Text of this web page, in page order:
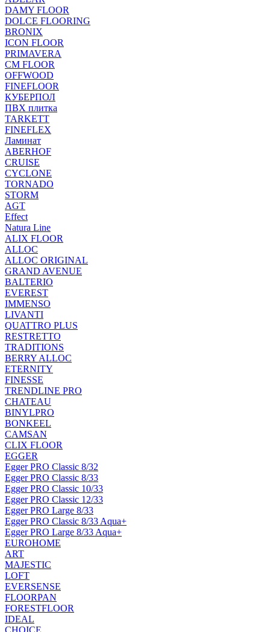
DAMY FLOOR
DOLCE FLOORING
BRONIX
ICON FLOOR
PRIMAVERA
CM FLOOR
OFFWOOD
FINEFLOOR
КУБЕРПОЛ
ПВХ плитка
TARKETT
FINEFLEX
Ламинат
ABERHOF
CRUISE
CYCLONE
TORNADO
STORM
AGT
Effect
Natura Line
ALIX FLOOR
ALLOC
ALLOC ORIGINAL
GRAND AVENUE
BALTERIO
EVEREST
IMMENSO
LIVANTI
QUATTRO PLUS
RESTRETTO
TRADITIONS
BERRY ALLOC
ETERNITY
FINESSE
TRENDLINE PRO
CHATEAU
BINYLPRO
BONKEEL
CAMSAN
CLIX FLOOR
EGGER
Egger PRO Classic 8/32
Egger PRO Classic 8/33
Egger PRO Classic 10/33
Egger PRO Classic 12/33
Egger PRO Large 8/33
Egger PRO Classic 8/33 Aqua+
Egger PRO Large 8/33 Aqua+
EUROHOME
ART
MAJESTIC
LOFT
EVERSENSE
FLOORPAN
FORESTFLOOR
IDEAL
CHOICE